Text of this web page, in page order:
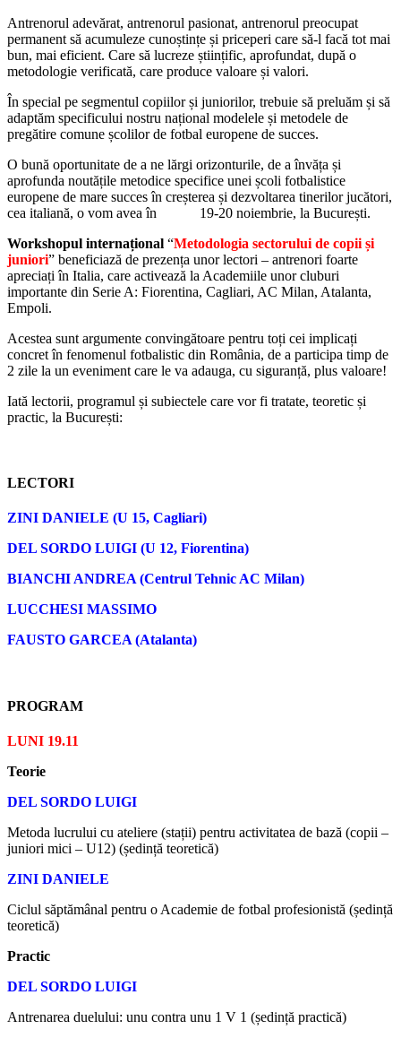
Antrenorul adevărat, antrenorul pasionat, antrenorul preocupat
permanent să acumuleze cunoștințe și priceperi care să-l facă tot mai
bun, mai eficient. Care să lucreze științific, aprofundat, după o
metodologie verificată, care produce valoare și valori.
În special pe segmentul copiilor și juniorilor, trebuie să preluăm și să
adaptăm specificului nostru național modelele și metodele de
pregătire comune școlilor de fotbal europene de succes.
O bună oportunitate de a ne lărgi orizonturile, de a învăța și
aprofunda noutățile metodice specifice unei școli fotbalistice
europene de mare succes în creșterea și dezvoltarea tinerilor jucători,
cea italiană, o vom avea în 19-20 noiembrie, la București.
Workshopul internațional “Metodologia sectorului de copii și
juniori” beneficiază de prezența unor lectori – antrenori foarte
apreciați în Italia, care activează la Academiile unor cluburi
importante din Serie A: Fiorentina, Cagliari, AC Milan, Atalanta,
Empoli.
Acestea sunt argumente convingătoare pentru toți cei implicați
concret în fenomenul fotbalistic din România, de a participa timp de
2 zile la un eveniment care le va adauga, cu siguranță, plus valoare!
Iată lectorii, programul și subiectele care vor fi tratate, teoretic și
practic, la București:
LECTORI
ZINI DANIELE (U 15, Cagliari)
DEL SORDO LUIGI (U 12, Fiorentina)
BIANCHI ANDREA (Centrul Tehnic AC Milan)
LUCCHESI MASSIMO
FAUSTO GARCEA (Atalanta)
PROGRAM
LUNI 19.11
Teorie
DEL SORDO LUIGI
Metoda lucrului cu ateliere (stații) pentru activitatea de bază (copii –
juniori mici – U12) (ședință teoretică)
ZINI DANIELE
Ciclul săptămânal pentru o Academie de fotbal profesionistă (ședință
teoretică)
Practic
DEL SORDO LUIGI
Antrenarea duelului: unu contra unu 1 V 1 (ședință practică)